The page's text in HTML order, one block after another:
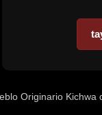
Originario Kichwa